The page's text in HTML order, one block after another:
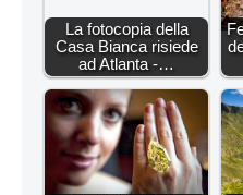
La fotocopia della
Casa Bianca risiede
ad Atlanta -…